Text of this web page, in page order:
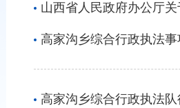
山西省人民政府办公厅
高家沟乡综合行政执法
高家沟乡综合行政执法